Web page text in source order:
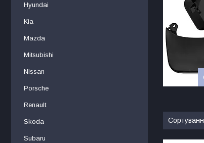
Hyundai
Kia
Mazda
Mitsubishi
Nissan
Porsche
Renault
Skoda
Subaru